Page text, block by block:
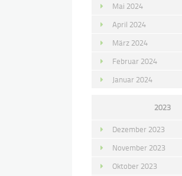
Mai 2024
April 2024
März 2024
Februar 2024
Januar 2024
2023
Dezember 2023
November 2023
Oktober 2023